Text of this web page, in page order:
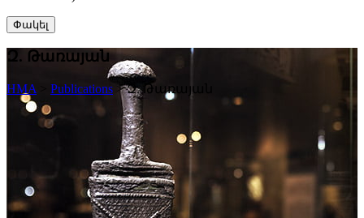
Փակել
Զ. Թառայան
HMA Publications >Զ. Թառայան